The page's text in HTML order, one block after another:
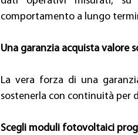
comportamento a lungo
Una garanzia acquista valore
La vera forza di una
sostenerla con continuità per
Scegli moduli fotovoltaici